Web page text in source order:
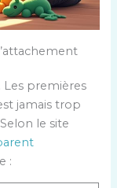
premières
jamais trop
le site
: